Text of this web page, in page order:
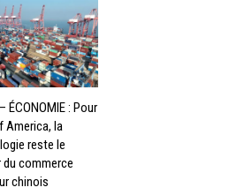
ÉCONOMIE : Pour
America, la
reste le
commerce
chinois